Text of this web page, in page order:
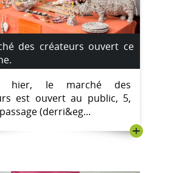
des créateurs ouvert ce
hier, le marché des
est ouvert au public, 5,
(derri&eg...
+